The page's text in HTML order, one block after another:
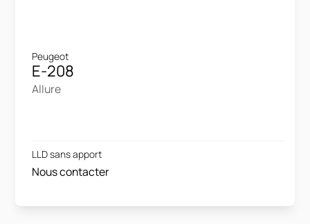
Peugeot
E-208
Allure
LLD sans apport
Nous contacter